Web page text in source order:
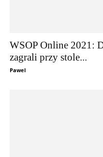
WSOP Online 2021:
zagrali przy stole...
Pawel